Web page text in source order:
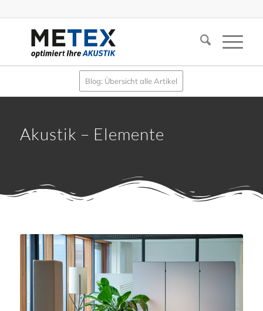
Blog: Übersicht alle Artikel
Akustik – Elemente
Schalten Sie störende Geräusche